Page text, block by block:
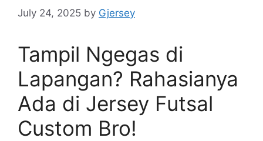
July 24, 2025 by Gjersey
Tampil Ngegas di
Lapangan? Rahasianya
Ada di Jersey Futsal
Custom Bro!